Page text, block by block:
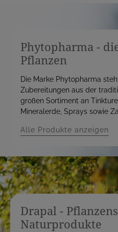
Phytopharma -
Pflanzen
Die Marke Phytopharma
Zubereitungen aus der
großen Sortiment an
Mineralerde, Sprays sowie
Alle Produkte anzeigen
Drapal -
Naturprodukte